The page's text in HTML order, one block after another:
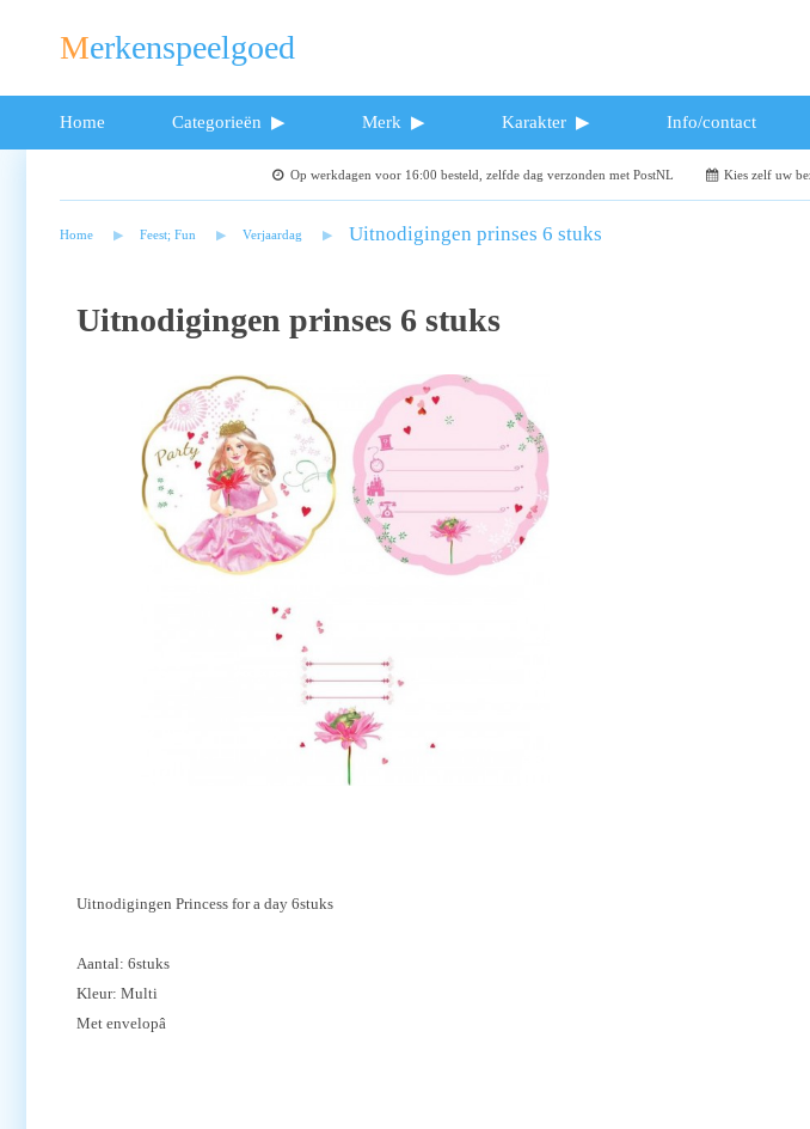
Merkenspeelgoed
Home Categorieën Merk Karakter Info/contact
Op werkdagen voor 16:00 besteld, zelfde dag verzonden met PostNL Kies zelf uw
Home Feest; Fun Verjaardag Uitnodigingen prinses 6 stuks
Uitnodigingen prinses 6 stuks
Uitnodigingen Princess for a day 6stuks
Aantal: 6stuks
Kleur: Multi
Met envelopâ